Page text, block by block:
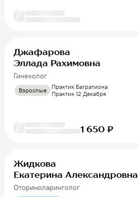
Джафарова
Эллада Рахимовна
Гинеколог
Взрослые
Практик Багратиона
Практик 12 Декабря
1 650 ₽
Жидкова
Екатерина Александровна
Оториноларинголог